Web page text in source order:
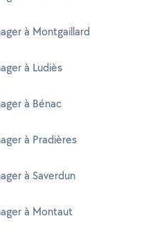
à Montgaillard
à Ludiès
à Bénac
à Pradières
à Saverdun
à Montaut